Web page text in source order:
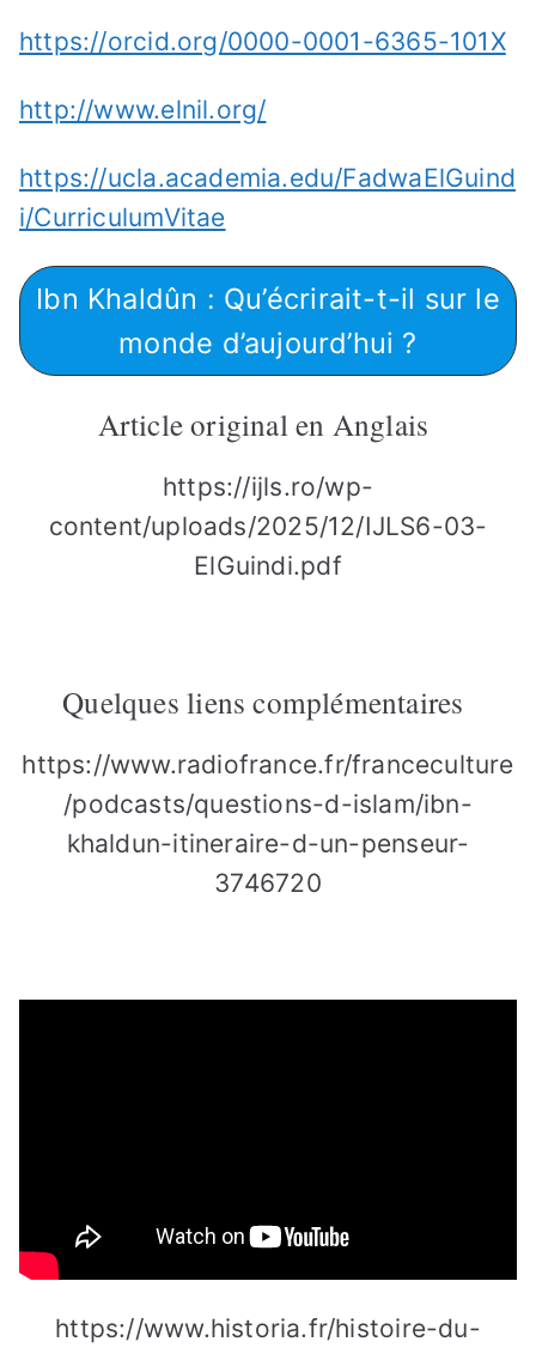
https://orcid.org/0000-0001-6365-101X
http://www.elnil.org/
https://ucla.academia.edu/FadwaElGuind
i/CurriculumVitae
Ibn Khaldûn : Qu’écrirait-t-il sur le
monde d’aujourd’hui ?
Article original en Anglais
https://ijls.ro/wp-
content/uploads/2025/12/IJLS6-03-
ElGuindi.pdf
Quelques liens complémentaires
https://www.radiofrance.fr/franceculture
/podcasts/questions-d-islam/ibn-
khaldun-itineraire-d-un-penseur-
3746720
https://www.historia.fr/histoire-du-